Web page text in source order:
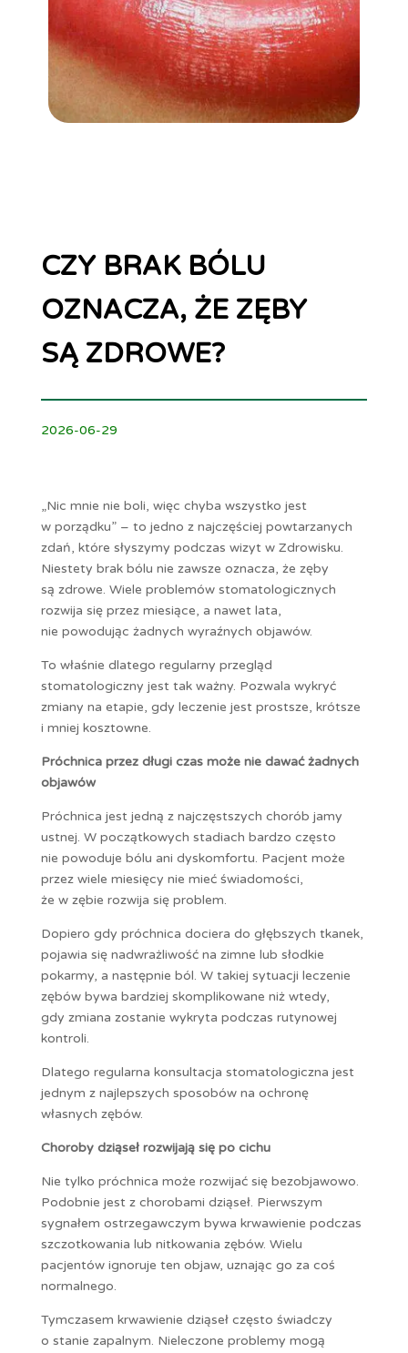
CZY BRAK BÓLU
OZNACZA, ŻE ZĘBY
SĄ ZDROWE?
2026-06-29
„Nic mnie nie boli, więc chyba wszystko jest
w porządku” – to jedno z najczęściej powtarzanych
zdań, które słyszymy podczas wizyt w Zdrowisku.
Niestety brak bólu nie zawsze oznacza, że zęby
są zdrowe. Wiele problemów stomatologicznych
rozwija się przez miesiące, a nawet lata,
nie powodując żadnych wyraźnych objawów.
To właśnie dlatego regularny przegląd
stomatologiczny jest tak ważny. Pozwala wykryć
zmiany na etapie, gdy leczenie jest prostsze, krótsze
i mniej kosztowne.
Próchnica przez długi czas może nie dawać żadnych
objawów
Próchnica jest jedną z najczęstszych chorób jamy
ustnej. W początkowych stadiach bardzo często
nie powoduje bólu ani dyskomfortu. Pacjent może
przez wiele miesięcy nie mieć świadomości,
że w zębie rozwija się problem.
Dopiero gdy próchnica dociera do głębszych tkanek,
pojawia się nadwrażliwość na zimne lub słodkie
pokarmy, a następnie ból. W takiej sytuacji leczenie
zębów bywa bardziej skomplikowane niż wtedy,
gdy zmiana zostanie wykryta podczas rutynowej
kontroli.
Dlatego regularna konsultacja stomatologiczna jest
jednym z najlepszych sposobów na ochronę
własnych zębów.
Choroby dziąseł rozwijają się po cichu
Nie tylko próchnica może rozwijać się bezobjawowo.
Podobnie jest z chorobami dziąseł. Pierwszym
sygnałem ostrzegawczym bywa krwawienie podczas
szczotkowania lub nitkowania zębów. Wielu
pacjentów ignoruje ten objaw, uznając go za coś
normalnego.
Tymczasem krwawienie dziąseł często świadczy
o stanie zapalnym. Nieleczone problemy mogą